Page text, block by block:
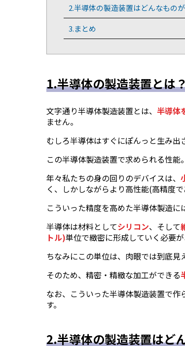
2.半導体の製造装置はどんなもの
3.まとめ
1.半導体の製造装置とは
文字通り半導体製造装置とは、 半導体
ません。
むしろ半導体はすぐにぽんっと生み出
この半導体製造装置で求められる性能
年々私たちの身の回りのデバイスは、
く、しかしながらより高性能(高精度
こういった精度を高めた半導体製造に
半導体は材料としてシリコン、そして
トル)単位で緻密に形成していく必要が
ちなみにこの単位は、肉眼では到底見
そのため、精密・精緻な加工ができる
なお、こういった半導体製造装置で作
す。
2.半導体の製造装置はど